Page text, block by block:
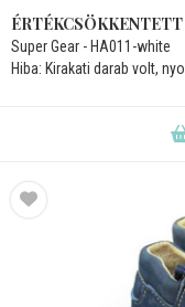
Super Gear - HA011-white
Hiba: Kirakati darab volt,